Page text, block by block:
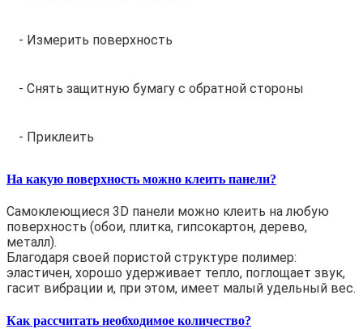
- Измерить поверхность
- Снять защитную бумагу с обратной стороны
- Приклеить
На какую поверхность можно клеить панели?
Самоклеющиеся 3D панели можно клеить на любую
поверхность (обои, плитка, гипсокартон, дерево,
металл).
Благодаря своей пористой структуре полимер:
эластичен, хорошо удерживает тепло, поглощает звук,
гасит вибрации и, при этом, имеет малый удельный вес.
Как рассчитать необходимое количество?